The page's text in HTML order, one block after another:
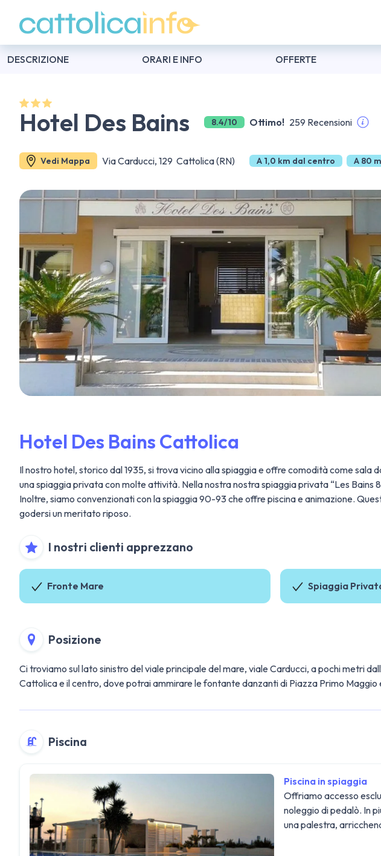
Hotel Des Bains 8.4/10 Ottimo! 259 Recensioni
Vedi Mappa Via Carducci, 129 Cattolica (RN) A 1,0 km dal centro A 80
DESCRIZIONE ORARI E INFO OFFERTE
Hotel Des Bains Cattolica
Il nostro hotel, storico dal 1935, si trova vicino alla spiaggia e offre comodità come
una spiaggia privata con molte attività. Nella nostra nostra spiaggia privata “Les
Inoltre, siamo convenzionati con la spiaggia 90-93 che offre piscina e animazione.
godersi un meritato riposo.
I nostri clienti apprezzano
Fronte Mare Spiaggia
Posizione
Ci troviamo sul lato sinistro del viale principale del mare, viale Carducci, a pochi metri
Cattolica e il centro, dove potrai ammirare le fontante danzanti di Piazza Primo
Piscina
Piscina in spiaggia
Offriamo accesso
noleggio di pedalò. In
una palestra,